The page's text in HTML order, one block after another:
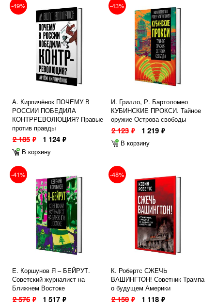
-49%
А. Кирпичёнок ПОЧЕМУ В
РОССИИ ПОБЕДИЛА
КОНТРРЕВОЛЮЦИЯ? Правые
против правды
2 185 ф 1 124 ф
В корзину
-43%
И. Грилло, Р. Бартоломео
КУБИНСКИЕ ПРОКСИ. Тайное
оружие Острова свободы
2 123 ф 1 219 ф
В корзину
-41%
Е. Коршунов Я – БЕЙРУТ.
Советский журналист на
Ближнем Востоке
2 576 ф 1 517 ф
-48%
К. Робертс СЖЕЧЬ
ВАШИНГТОН! Советник Трампа
о будущем Америки
2 150 ф 1 118 ф